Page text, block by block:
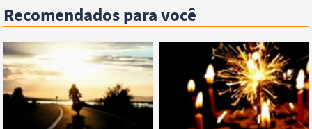
Recomendados para você